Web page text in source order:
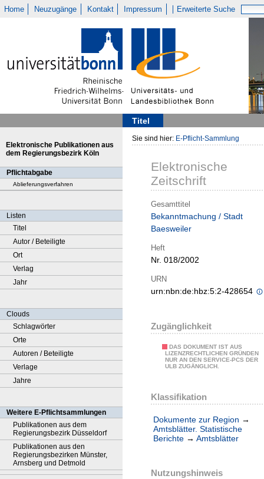
Home Neuzugänge Kontakt Impressum Erweiterte Suche
Titel
Elektronische Publikationen aus
dem Regierungsbezirk Köln
Pflichtabgabe
Ablieferungsverfahren
Listen
Titel
Autor / Beteiligte
Ort
Verlag
Jahr
Clouds
Schlagwörter
Orte
Autoren / Beteiligte
Verlage
Jahre
Weitere E-Pflichtsammlungen
Publikationen aus dem
Regierungsbezirk Düsseldorf
Publikationen aus den
Regierungsbezirken Münster,
Arnsberg und Detmold
Sie sind hier: E-Pflicht-Sammlung
Elektronische
Zeitschrift
Gesamttitel
Bekanntmachung / Stadt
Baesweiler
Heft
Nr. 018/2002
URN
urn:nbn:de:hbz:5:2-428654
Zugänglichkeit
DAS DOKUMENT IST AUS
LIZENZRECHTLICHEN GRÜNDEN
NUR AN DEN SERVICE-PCS DER
ULB ZUGÄNGLICH.
Klassifikation
Dokumente zur Region →
Amtsblätter. Statistische
Berichte → Amtsblätter
Nutzungshinweis